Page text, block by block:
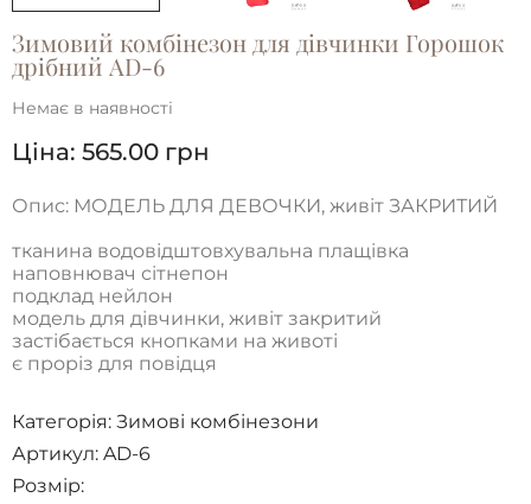
Зимовий комбінезон для дівчинки Горошок
дрібний AD-6
Немає в наявності
Ціна: 565.00 грн
Опис: МОДЕЛЬ ДЛЯ ДЕВОЧКИ, живіт ЗАКРИТИЙ
тканина водовідштовхувальна плащівка
наповнювач сітнепон
подклад нейлон
модель для дівчинки, живіт закритий
застібається кнопками на животі
є проріз для повідця
Категорія: Зимові комбінезони
Артикул: AD-6
Розмір: